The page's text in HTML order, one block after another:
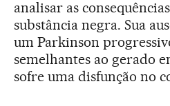
analisar as
substância negra. Sua
um Parkinson
semelhantes ao gerado
sofre uma disfunção no